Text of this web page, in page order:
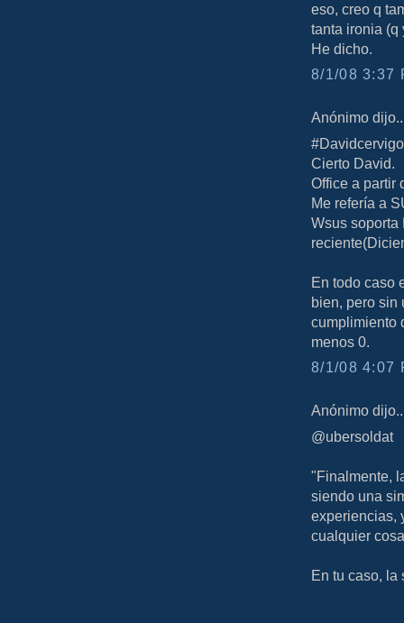
eso, creo q
tanta ironia (q
He dicho.
8/1/08 3:37
Anónimo
Cierto David.
Office a partir
Me refería a
Wsus soporta
En todo caso
bien, pero sin
cumplimiento
menos 0.
8/1/08 4:07
Anónimo
@ubersoldat
"Finalmente,
siendo una
experiencias,
cualquier
En tu caso, la